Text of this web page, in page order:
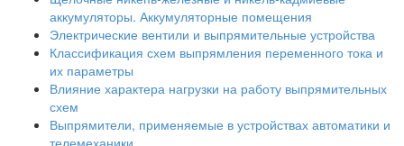
аккумуляторы. Аккумуляторные помещения
Электрические вентили и выпрямительные устройства
Классификация схем выпрямления переменного тока и
их параметры
Влияние характера нагрузки на работу выпрямительных
схем
Выпрямители, применяемые в устройствах автоматики и
телемеханики